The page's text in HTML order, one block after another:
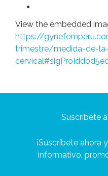
View the embedded
https://
trimestre/medida-de-
Suscríbete
¡Suscríbete ahora
informativo,